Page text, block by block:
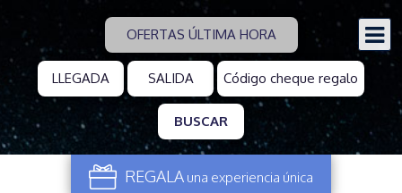
OFERTAS ÚLTIMA HORA
BUSCAR
REGALA una experiencia única